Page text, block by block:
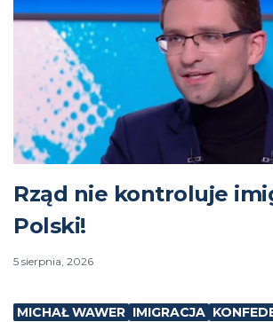
Rząd nie kontroluje
Polski!
5 sierpnia, 2026
MICHAŁ WAWER IMIGRACJA